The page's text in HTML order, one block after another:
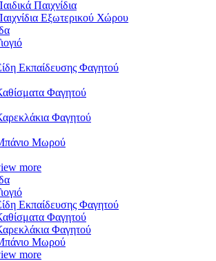
Παιχνίδια
Εξωτερικού Χώρου
Εκπαίδευσης Φαγητού
Φαγητού
Φαγητού
Μωρού
more
Εκπαίδευσης Φαγητού
Φαγητού
Φαγητού
Μωρού
more